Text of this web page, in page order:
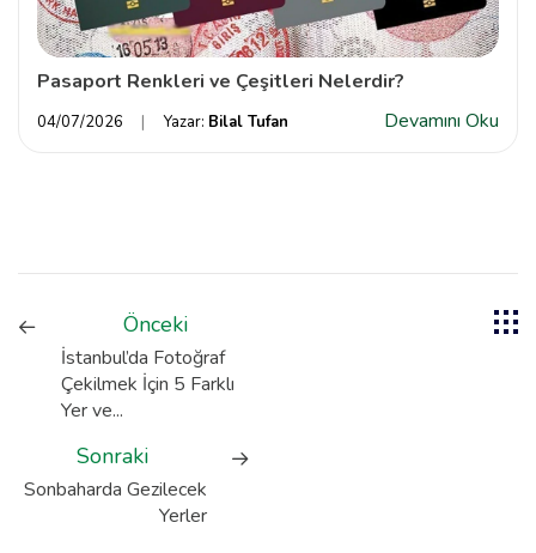
Pasaport Renkleri ve Çeşitleri Nelerdir?
04/07/2026 Yazar: Bilal Tufan Devamını Oku
Önceki
İstanbul’da Fotoğraf
Çekilmek İçin 5 Farklı
Yer ve...
Sonraki
Sonbaharda Gezilecek
Yerler